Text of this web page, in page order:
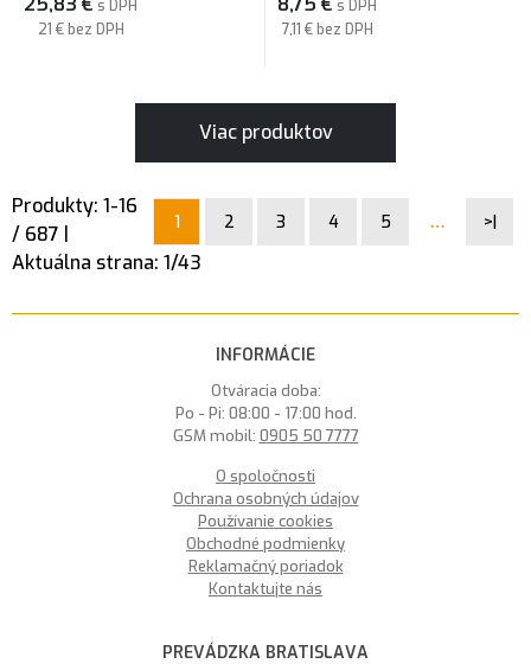
s DPH
21 € bez DPH
s DPH
7,11 € bez DPH
Viac produktov
1 2 3 4 5 … >|
Produkty: 1-16
/ 687
Aktuálna strana: 1/43
INFORMÁCIE
Otváracia doba:
Po - Pi: 08:00 - 17:00 hod.
GSM mobil: 0905 50 7777
O spoločnosti
Ochrana osobných údajov
Používanie cookies
Obchodné podmienky
Reklamačný poriadok
Kontaktujte nás
PREVÁDZKA BRATISLAVA